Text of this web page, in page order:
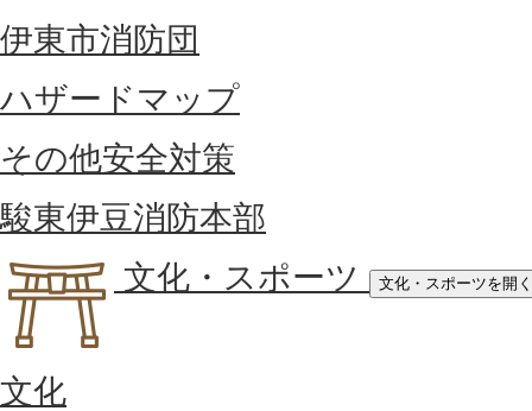
伊東市消防団
ハザードマップ
その他安全対策
駿東伊豆消防本部
文化・スポーツ
文化・スポーツを開く
文化